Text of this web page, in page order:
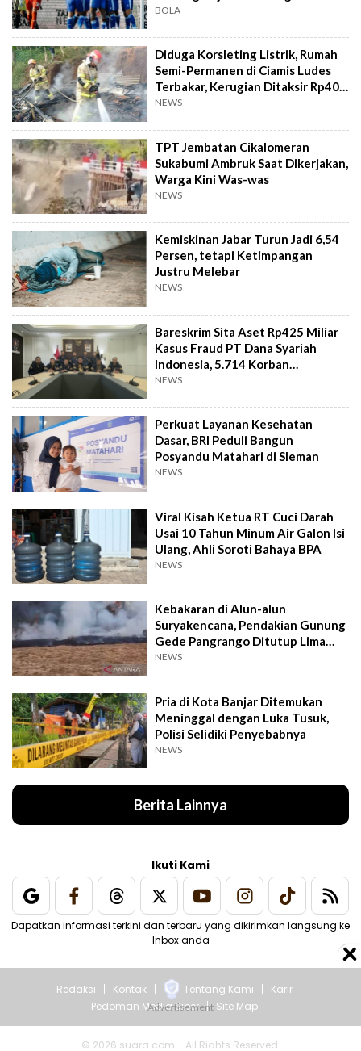
Ukur
BOLA
Diduga Korsleting Listrik, Rumah
Semi-Permanen di Ciamis Ludes
Terbakar, Kerugian Ditaksir Rp40
Juta
NEWS
TPT Jembatan Cikalomeran
Sukabumi Ambruk Saat Dikerjakan,
Warga Kini Was-was
NEWS
Kemiskinan Jabar Turun Jadi 6,54
Persen, tetapi Ketimpangan
Justru Melebar
NEWS
Bareskrim Sita Aset Rp425 Miliar
Kasus Fraud PT Dana Syariah
Indonesia, 5.714 Korban
Terverifikasai
NEWS
Perkuat Layanan Kesehatan
Dasar, BRI Peduli Bangun
Posyandu Matahari di Sleman
NEWS
Viral Kisah Ketua RT Cuci Darah
Usai 10 Tahun Minum Air Galon Isi
Ulang, Ahli Soroti Bahaya BPA
NEWS
Kebakaran di Alun-alun
Suryakencana, Pendakian Gunung
Gede Pangrango Ditutup Lima
Hari
NEWS
Pria di Kota Banjar Ditemukan
Meninggal dengan Luka Tusuk,
Polisi Selidiki Penyebabnya
NEWS
Berita Lainnya
Ikuti Kami
Dapatkan informasi terkini dan terbaru yang dikirimkan langsung ke
Inbox anda
Redaksi Kontak Tentang Kami
Karir
Pedoman Media Siber
Site Map
© 2026 suara.com - All Rights Reserved.